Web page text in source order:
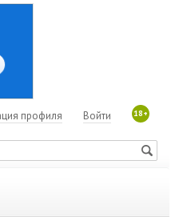
18+
Войти
профиля